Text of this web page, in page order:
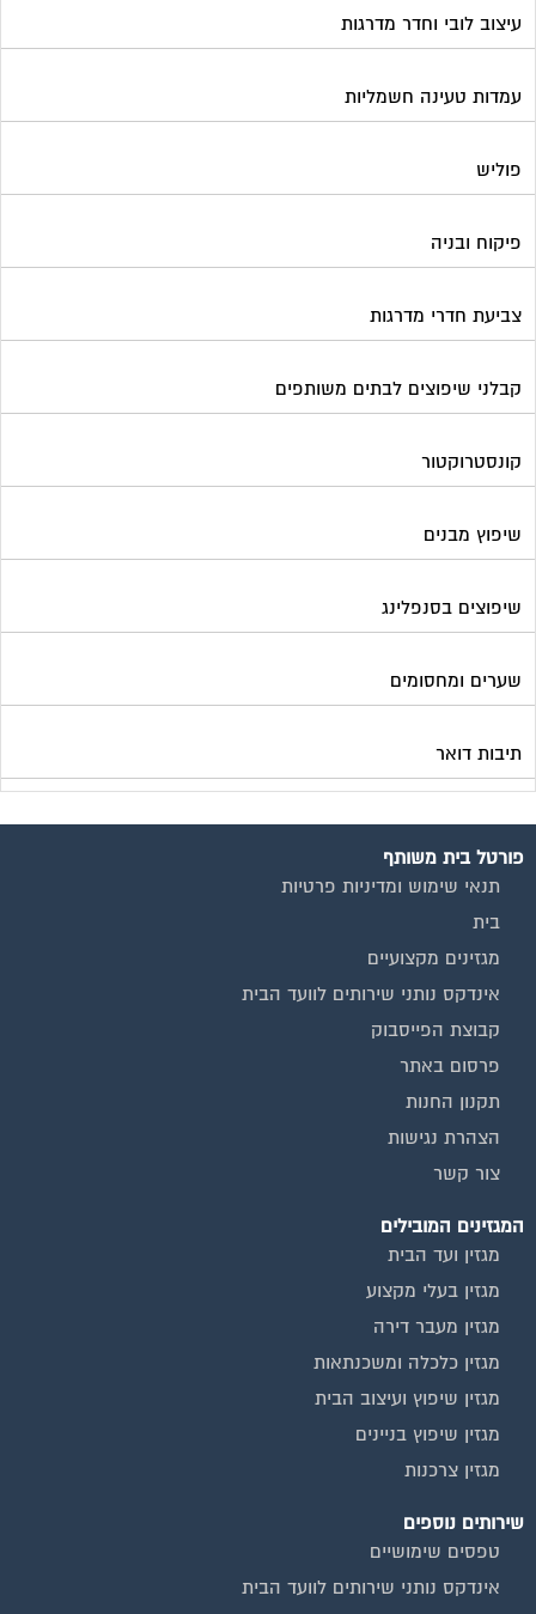
עיצוב לובי וחדר מדרגות
עמדות טעינה חשמליות
פוליש
פיקוח ובניה
צביעת חדרי מדרגות
קבלני שיפוצים לבתים משותפים
קונסטרוקטור
שיפוץ מבנים
שיפוצים בסנפלינג
שערים ומחסומים
תיבות דואר
פורטל בית משותף
תנאי שימוש ומדיניות פרטיות
בית
מגזינים מקצועיים
אינדקס נותני שירותים לוועד הבית
קבוצת הפייסבוק
פרסום באתר
תקנון החנות
הצהרת נגישות
צור קשר
המגזינים המובילים
מגזין ועד הבית
מגזין בעלי מקצוע
מגזין מעבר דירה
מגזין כלכלה ומשכנתאות
מגזין שיפוץ ועיצוב הבית
מגזין שיפוץ בניינים
מגזין צרכנות
שירותים נוספים
טפסים שימושיים
אינדקס נותני שירותים לוועד הבית